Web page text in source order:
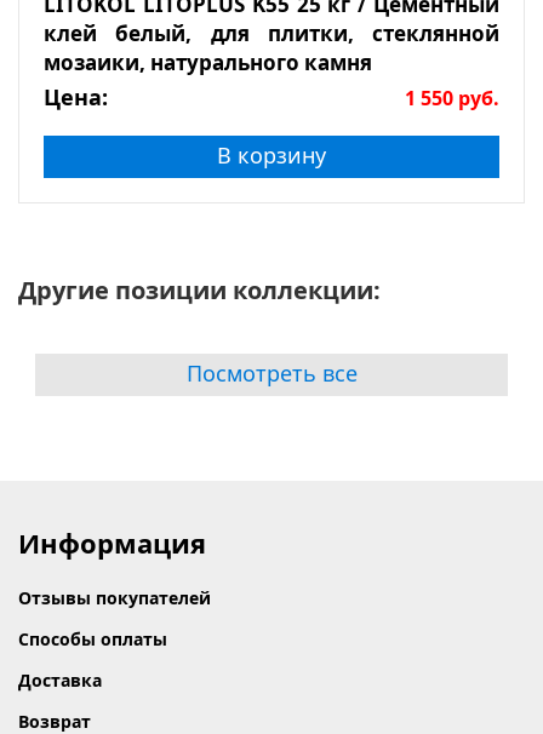
клей белый, для плитки, стеклянной
мозаики, натурального камня
Цена: 1 550 руб.
В корзину
Другие позиции коллекции:
Посмотреть все
Информация
Отзывы покупателей
Способы оплаты
Доставка
Возврат